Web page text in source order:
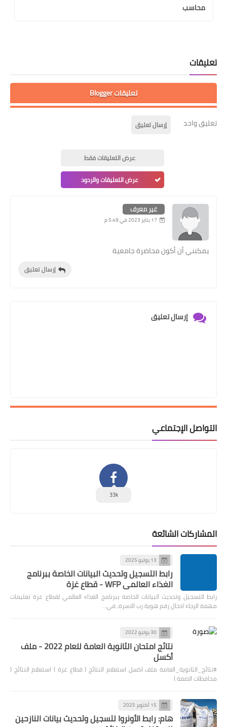
محاسب
تعليقات
تعليقات Blogger
تعليق واحد إرسال تعليق
عرض التعليقات فقط
عرض التعليقات والردود
غير معرف
17 يناير 2023 في 5:49 م
يمكنني أن أكون محاضرة جامعية
إرسال تعليق
إرسال تعليق
التواصل الإجتماعي
33k
المشاركات الشائعة
13 يوليو 2025
رابط التسجيل وتحديث البيانات الخاصة ببرنامج
الغذاء العالمي WFP - قطاع غزة
رابط التسجيل وتحديث البيانات الخاصة ببرنامج الغذاء العالمي لقطاع غزة تعليمات
مهمة الرجاء ادخال رقم هوية رب الاسرة، في…
30 يوليو 2022
نتائج امتحان الثانوية العامة للعام 2022 - ملف
أكسل
#نتائج_الثانوية_العامة ملف اكسل استعلام النتائج ( قطاع غزة ) استعلام النتائج (
محافظات الضفة )
15 أكتوبر 2025
هام: رابط الأونروا لتسجيل وتحديث بيانات النازحين